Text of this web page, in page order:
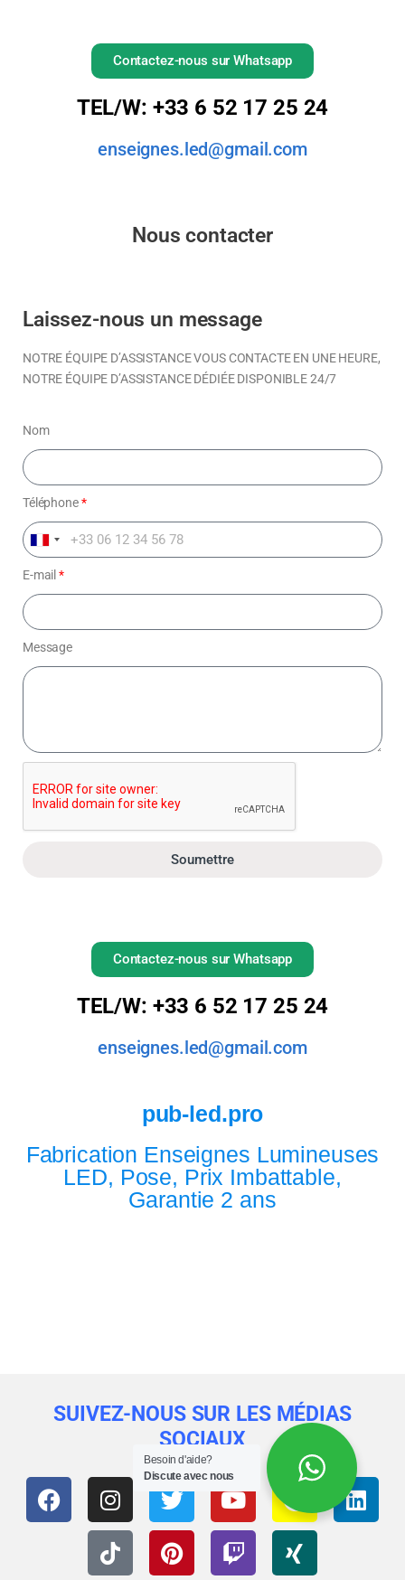
Contactez-nous sur Whatsapp
TEL/W: +33 6 52 17 25 24
enseignes.led@gmail.com
Nous contacter
Laissez-nous un message
NOTRE ÉQUIPE D’ASSISTANCE VOUS CONTACTE EN UNE HEURE,
NOTRE ÉQUIPE D’ASSISTANCE DÉDIÉE DISPONIBLE 24/7
Nom
Téléphone*
F
c
e
+
E-mail*
Message
Soumettre
Contactez-nous sur Whatsapp
TEL/W: +33 6 52 17 25 24
enseignes.led@gmail.com
pub-led.pro
Fabrication Enseignes Lumineuses
LED, Pose, Prix Imbattable,
Garantie 2 ans
SUIVEZ-NOUS SUR LES MÉDIAS
SOCIAUX
Besoin d'aide?
Discute avec nous